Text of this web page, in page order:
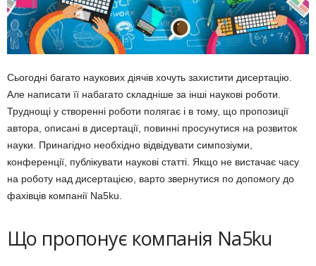
Сьогодні багато наукових діячів хочуть захистити дисертацію.
Але написати її набагато складніше за інші наукові роботи.
Труднощі у створенні роботи полягає і в тому, що пропозиції
автора, описані в дисертації, повинні просунутися на розвиток
науки. Принагідно необхідно відвідувати симпозіуми,
конференції, публікувати наукові статті. Якщо не вистачає часу
на роботу над дисертацією, варто звернутися по допомогу до
фахівців компанії Na5ku.
Що пропонує компанія Na5ku